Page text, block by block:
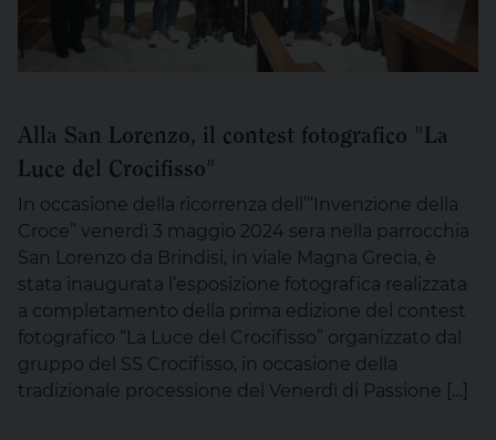
Alla San Lorenzo, il contest fotografico "La
Luce del Crocifisso"
In occasione della ricorrenza dell’“Invenzione della
Croce” venerdì 3 maggio 2024 sera nella parrocchia
San Lorenzo da Brindisi, in viale Magna Grecia, è
stata inaugurata l’esposizione fotografica realizzata
a completamento della prima edizione del contest
fotografico “La Luce del Crocifisso” organizzato dal
gruppo del SS Crocifisso, in occasione della
tradizionale processione del Venerdì di Passione […]